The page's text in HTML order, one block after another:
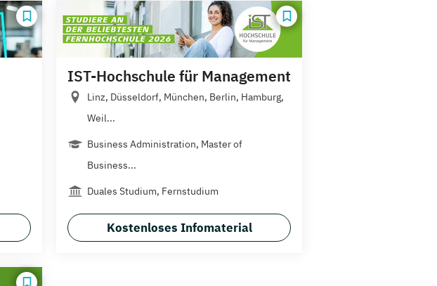
IST-Hochschule für Management
Linz, Düsseldorf, München, Berlin, Hamburg,
Weil...
Business Administration, Master of
Business...
Duales Studium, Fernstudium
Kostenloses Infomaterial